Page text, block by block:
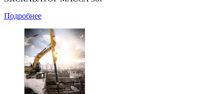
Подробнее